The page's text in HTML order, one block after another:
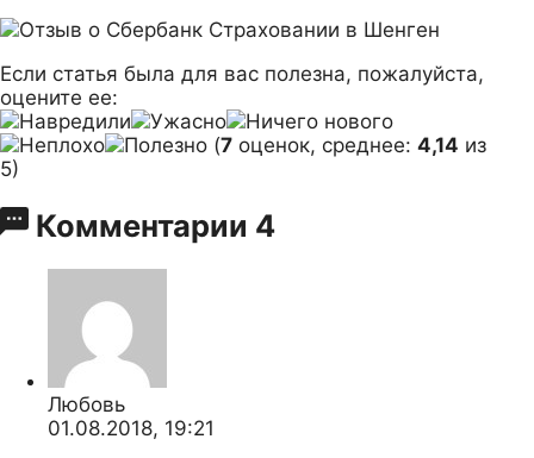
Если статья была для вас полезна, пожалуйста,
оцените ее:
(7 оценок, среднее: 4,14 из
5)
Комментарии 4
Любовь
01.08.2018, 19:21